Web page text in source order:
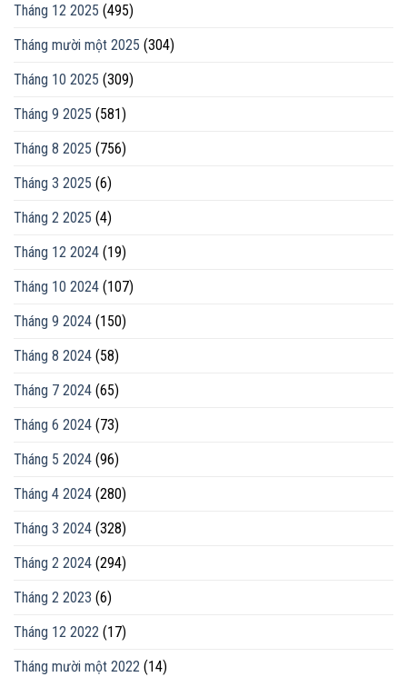
Tháng 12 2025 (495)
Tháng mười một 2025 (304)
Tháng 10 2025 (309)
Tháng 9 2025 (581)
Tháng 8 2025 (756)
Tháng 3 2025 (6)
Tháng 2 2025 (4)
Tháng 12 2024 (19)
Tháng 10 2024 (107)
Tháng 9 2024 (150)
Tháng 8 2024 (58)
Tháng 7 2024 (65)
Tháng 6 2024 (73)
Tháng 5 2024 (96)
Tháng 4 2024 (280)
Tháng 3 2024 (328)
Tháng 2 2024 (294)
Tháng 2 2023 (6)
Tháng 12 2022 (17)
Tháng mười một 2022 (14)